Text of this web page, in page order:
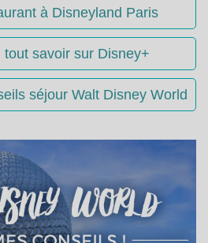
à Disneyland Paris
savoir sur Disney+
séjour Walt Disney World